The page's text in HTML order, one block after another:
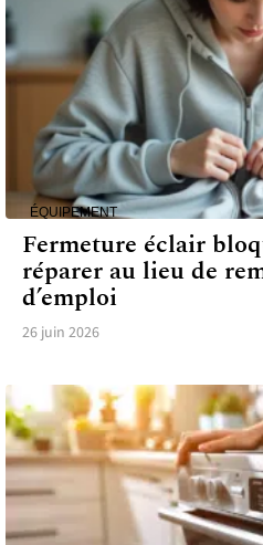
ÉQUIPEMENT
Fermeture éclair
réparer au lieu de
d’emploi
26 juin 2026